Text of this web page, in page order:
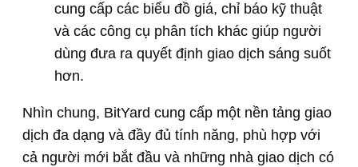
cung cấp các biểu đồ giá, chỉ báo kỹ thuật
và các công cụ phân tích khác giúp người
dùng đưa ra quyết định giao dịch sáng suốt
hơn.
Nhìn chung, BitYard cung cấp một nền tảng giao
dịch đa dạng và đầy đủ tính năng, phù hợp với
cả người mới bắt đầu và những nhà giao dịch có